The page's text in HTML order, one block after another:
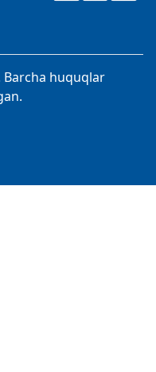
Barcha huquqlar